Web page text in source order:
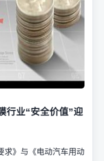
行业“安全价值”迎
求》与《电动汽车用动